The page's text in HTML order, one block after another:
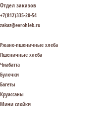
Отдел заказов
+7(812)335-20-54
zakaz@evrohleb.ru
Ржано-пшеничные хлеба
Пшеничные хлеба
Чиабатта
Булочки
Багеты
Круассаны
Мини слойки